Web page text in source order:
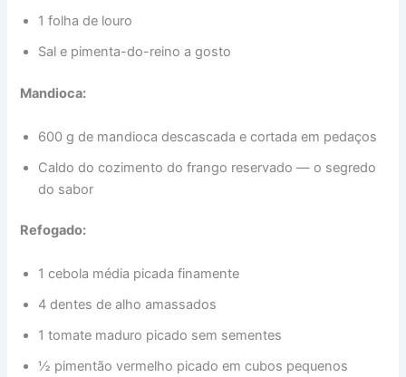
1 folha de louro
Sal e pimenta-do-reino a gosto
Mandioca:
600 g de mandioca descascada e cortada em pedaços
Caldo do cozimento do frango reservado — o segredo
do sabor
Refogado:
1 cebola média picada finamente
4 dentes de alho amassados
1 tomate maduro picado sem sementes
½ pimentão vermelho picado em cubos pequenos